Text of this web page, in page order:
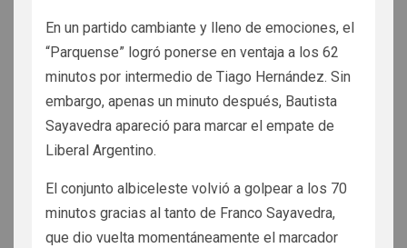
En un partido cambiante y lleno de emociones, el
“Parquense” logró ponerse en ventaja a los 62
minutos por intermedio de Tiago Hernández. Sin
embargo, apenas un minuto después, Bautista
Sayavedra apareció para marcar el empate de
Liberal Argentino.
El conjunto albiceleste volvió a golpear a los 70
minutos gracias al tanto de Franco Sayavedra,
que dio vuelta momentáneamente el marcador